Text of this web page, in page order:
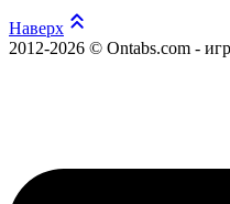
Наверх
2012-2026 © Ontabs.com -